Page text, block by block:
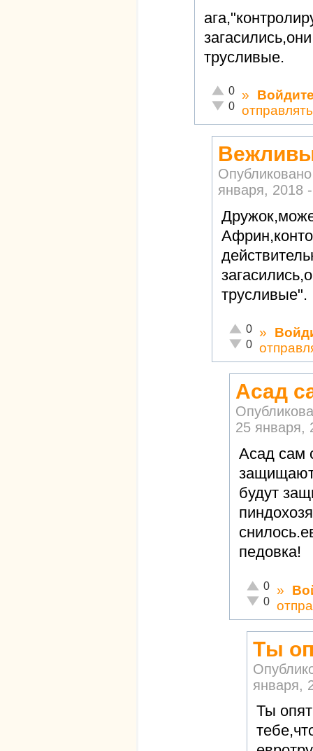
трусливые.
Отлично!
0
Неадекватно!
0
»
января, 2018
трусливые".
Отлично!
0
Неадекватно!
0
»
Асад
25 января,
Асад сам
будут
педовка!
Отлично!
0
Неадекватно!
0
»
Ты
января,
Ты